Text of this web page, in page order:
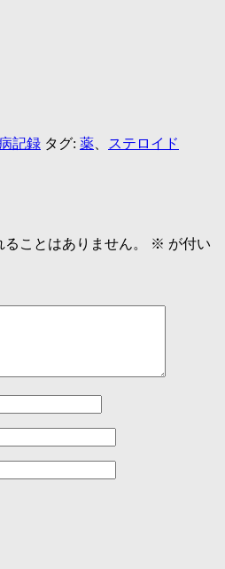
記録 タグ: 薬 ステロイド
ことはありません。 ※ が付い